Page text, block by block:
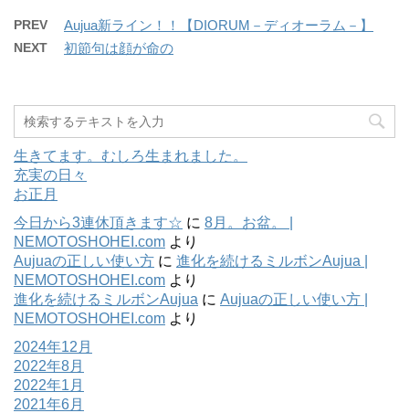
PREV Aujua新ライン！！【DIORUM－ディオーラム－】
NEXT 初節句は顔が命の
生きてます。むしろ生まれました。
充実の日々
お正月
今日から3連休頂きます☆ に 8月。お盆。 |
NEMOTOSHOHEI.com より
Aujuaの正しい使い方 に 進化を続けるミルボンAujua |
NEMOTOSHOHEI.com より
進化を続けるミルボンAujua に Aujuaの正しい使い方 |
NEMOTOSHOHEI.com より
2024年12月
2022年8月
2022年1月
2021年6月